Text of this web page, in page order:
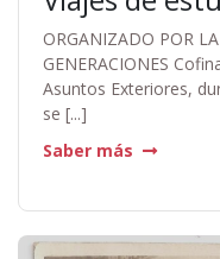
ORGANIZADO POR
GENERACIONES
Asuntos Exteriores,
se [...]
Saber más